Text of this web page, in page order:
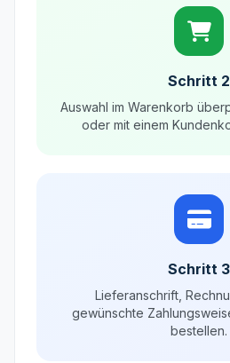
Schritt 2
Auswahl im Warenkorb
oder mit einem
Schritt 3
Lieferanschrift,
gewünschte
bestellen.